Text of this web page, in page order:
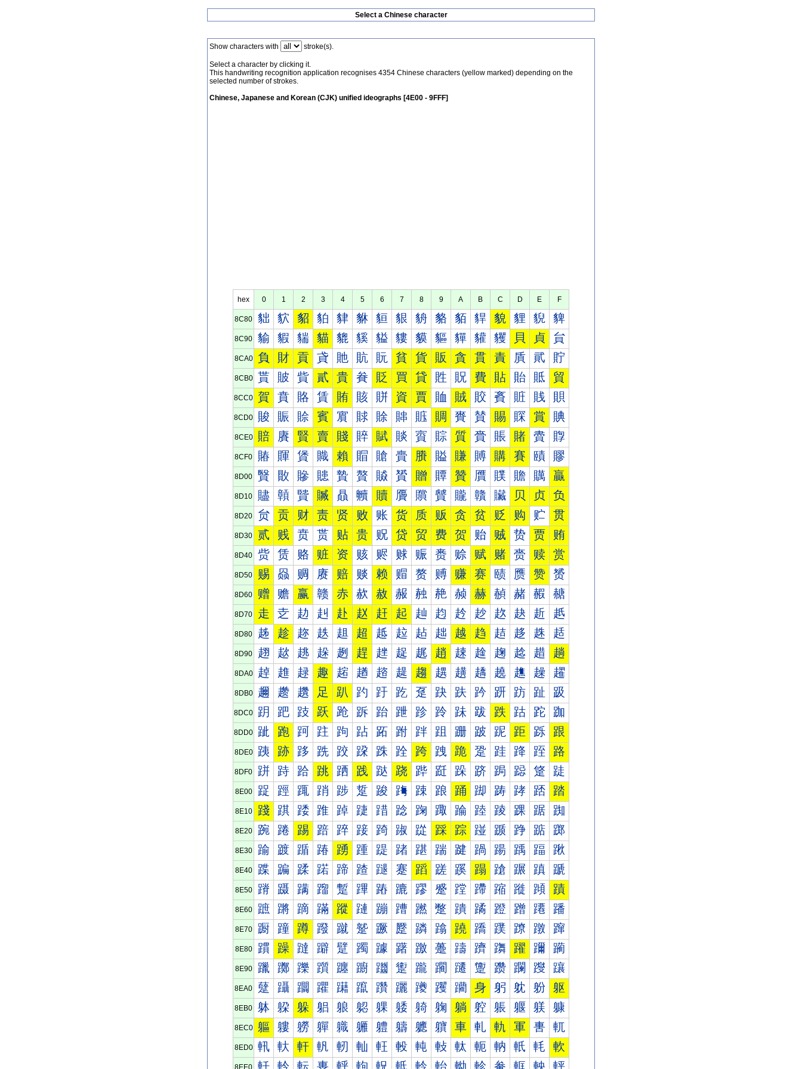
Select a Chinese character
Show characters with stroke(s).
Select a character by clicking it.
This handwriting recognition application recognises 4354 Chinese characters (yellow marked) depending on the
selected number of strokes.
Chinese, Japanese and Korean (CJK) unified ideographs [4E00 - 9FFF]
hex 0 1 2 3 4 5 6 7 8 9 A B C D E F
8C80 貀 貁 貂 貃 貄 貅 貆 貇 貈 貉 貊 貋 貌 貍 貎 貏
8C90 貐 貑 貒 貓 貔 貕 貖 貗 貘 貙 貚 貛 貜 貝 貞 貟
8CA0 負 財 貢 貣 貤 貥 貦 貧 貨 販 貪 貫 責 貭 貮 貯
8CB0 貰 貱 貲 貳 貴 貵 貶 買 貸 貹 貺 費 貼 貽 貾 貿
8CC0 賀 賁 賂 賃 賄 賅 賆 資 賈 賉 賊 賋 賌 賍 賎 賏
8CD0 賐 賑 賒 賓 賔 賕 賖 賗 賘 賙 賚 賛 賜 賝 賞 賟
8CE0 賠 賡 賢 賣 賤 賥 賦 賧 賨 賩 質 賫 賬 賭 賮 賯
8CF0 賰 賱 賲 賳 賴 賵 賶 賷 賸 賹 賺 賻 購 賽 賾 賿
8D00 贀 贁 贂 贃 贄 贅 贆 贇 贈 贉 贊 贋 贌 贍 贎 贏
8D10 贐 贑 贒 贓 贔 贕 贖 贗 贘 贙 贚 贛 贜 贝 贞 负
8D20 贠 贡 财 责 贤 败 账 货 质 贩 贪 贫 贬 购 贮 贯
8D30 贰 贱 贲 贳 贴 贵 贶 贷 贸 费 贺 贻 贼 贽 贾 贿
8D40 赀 赁 赂 赃 资 赅 赆 赇 赈 赉 赊 赋 赌 赍 赎 赏
8D50 赐 赑 赒 赓 赔 赕 赖 赗 赘 赙 赚 赛 赜 赝 赞 赟
8D60 赠 赡 赢 赣 赤 赥 赦 赧 赨 赩 赪 赫 赬 赭 赮 赯
8D70 走 赱 赲 赳 赴 赵 赶 起 赸 赹 赺 赻 赼 赽 赾 赿
8D80 趀 趁 趂 趃 趄 超 趆 趇 趈 趉 越 趋 趌 趍 趎 趏
8D90 趐 趑 趒 趓 趔 趕 趖 趗 趘 趙 趚 趛 趜 趝 趞 趟
8DA0 趠 趡 趢 趣 趤 趥 趦 趧 趨 趩 趪 趫 趬 趭 趮 趯
8DB0 趰 趱 趲 足 趴 趵 趶 趷 趸 趹 趺 趻 趼 趽 趾 趿
8DC0 跀 跁 跂 跃 跄 跅 跆 跇 跈 跉 跊 跋 跌 跍 跎 跏
8DD0 跐 跑 跒 跓 跔 跕 跖 跗 跘 跙 跚 跛 跜 距 跞 跟
8DE0 跠 跡 跢 跣 跤 跥 跦 跧 跨 跩 跪 跫 跬 跭 跮 路
8DF0 跰 跱 跲 跳 跴 践 跶 跷 跸 跹 跺 跻 跼 跽 跾 跿
8E00 踀 踁 踂 踃 踄 踅 踆 踇 踈 踉 踊 踋 踌 踍 踎 踏
8E10 踐 踑 踒 踓 踔 踕 踖 踗 踘 踙 踚 踛 踜 踝 踞 踟
8E20 踠 踡 踢 踣 踤 踥 踦 踧 踨 踩 踪 踫 踬 踭 踮 踯
8E30 踰 踱 踲 踳 踴 踵 踶 踷 踸 踹 踺 踻 踼 踽 踾 踿
8E40 蹀 蹁 蹂 蹃 蹄 蹅 蹆 蹇 蹈 蹉 蹊 蹋 蹌 蹍 蹎 蹏
8E50 蹐 蹑 蹒 蹓 蹔 蹕 蹖 蹗 蹘 蹙 蹚 蹛 蹜 蹝 蹞 蹟
8E60 蹠 蹡 蹢 蹣 蹤 蹥 蹦 蹧 蹨 蹩 蹪 蹫 蹬 蹭 蹮 蹯
8E70 蹰 蹱 蹲 蹳 蹴 蹵 蹶 蹷 蹸 蹹 蹺 蹻 蹼 蹽 蹾 蹿
8E80 躀 躁 躂 躃 躄 躅 躆 躇 躈 躉 躊 躋 躌 躍 躎 躏
8E90 躐 躑 躒 躓 躔 躕 躖 躗 躘 躙 躚 躛 躜 躝 躞 躟
8EA0 躠 躡 躢 躣 躤 躥 躦 躧 躨 躩 躪 身 躬 躭 躮 躯
8EB0 躰 躱 躲 躳 躴 躵 躶 躷 躸 躹 躺 躻 躼 躽 躾 躿
8EC0 軀 軁 軂 軃 軄 軅 軆 軇 軈 軉 車 軋 軌 軍 軎 軏
8ED0 軐 軑 軒 軓 軔 軕 軖 軗 軘 軙 軚 軛 軜 軝 軞 軟
8EE0 軠 軡 転 軣 軤 軥 軦 軧 軨 軩 軪 軫 軬 軭 軮 軯